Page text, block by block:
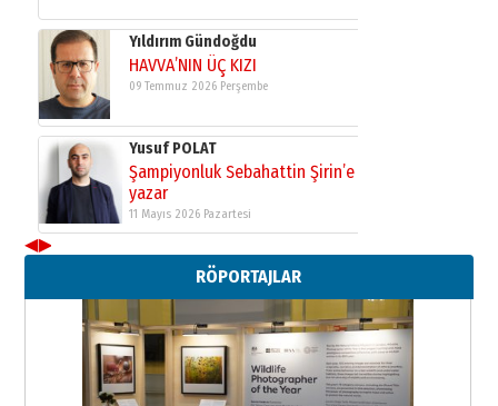
Yıldırım Gündoğdu
HAVVA’NIN ÜÇ KIZI
09 Temmuz 2026 Perşembe
Yusuf POLAT
Şampiyonluk Sebahattin Şirin’e
yazar
11 Mayıs 2026 Pazartesi
Neşat YALÇIN
Paranın Aile Kültüründeki Yeri
03 Ağustos 2026 Pazartesi
Yıldırım Gündoğdu
HAVVA’NIN ÜÇ KIZI
◀▶
RÖPORTAJLAR